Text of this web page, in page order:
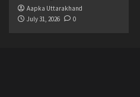
Aapka Uttarakhand
July 31, 2026
0